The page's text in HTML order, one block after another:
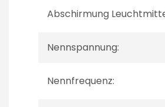
Abschirmung
Nennspannung:
Nennfrequenz: